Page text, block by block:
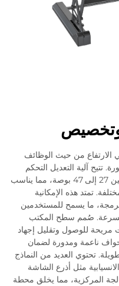
الارتفاع من حيث الوظائف
تتيح آلية التعديل التحكم
الدقيق في الارتفاع، وهو ما يتراوح عادةً بين 27 إلى 47 بوصة، مما يناسب
تمتد هذه الإمكانية
ما يسمح للمستخدمين
بسرعة. صُمم سطح المكتب
للوصول وتقليل إجهاد
ناعمة ومدورة لضمان
تحتوي العديد من النماذج
مثل أذرع الشاشة
المركزية، مما يخلق محطة